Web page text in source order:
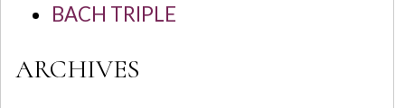
BACH TRIPLE
ARCHIVES